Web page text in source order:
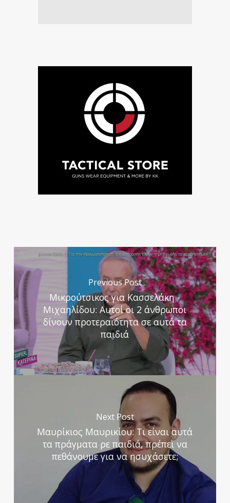
Previous Post
Μικρούτσικος για Κασσελάκη -
Μιχαηλίδου: Αυτοί οι 2 άνθρωποι
δίνουν προτεραιότητα σε αυτά τα
παιδιά
Next Post
Μαυρίκιος Μαυρικίου: Τι είναι αυτά
τα πράγματα ρε παιδιά, πρέπει να
πεθάνουμε για να ησυχάσετε;